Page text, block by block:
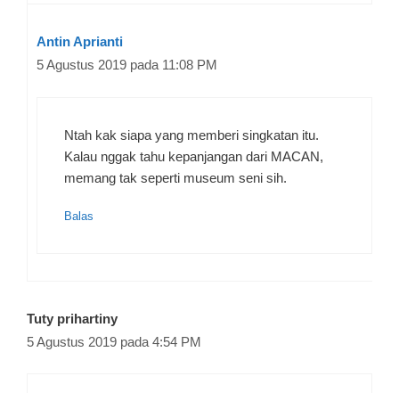
Antin Aprianti
5 Agustus 2019 pada 11:08 PM
Ntah kak siapa yang memberi singkatan itu.
Kalau nggak tahu kepanjangan dari MACAN,
memang tak seperti museum seni sih.
Balas
Tuty prihartiny
5 Agustus 2019 pada 4:54 PM